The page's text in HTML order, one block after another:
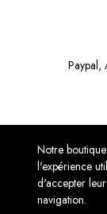
Paypal,
Notre
l'expérience
d'accepter
navigation.